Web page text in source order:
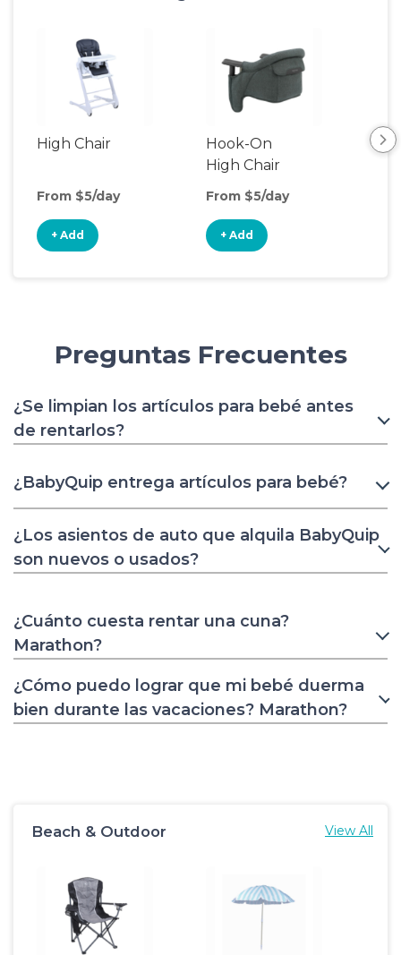
High Chair
From $5/day
+ Add
Hook-On
High Chair
From $5/day
+ Add
Preguntas Frecuentes
¿Se limpian los artículos para bebé antes
de rentarlos?
¿BabyQuip entrega artículos para bebé?
¿Los asientos de auto que alquila BabyQuip
son nuevos o usados?
¿Cuánto cuesta rentar una cuna?
Marathon?
¿Cómo puedo lograr que mi bebé duerma
bien durante las vacaciones? Marathon?
Beach & Outdoor View All